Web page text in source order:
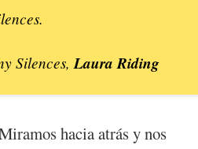
Silences,Laura Riding
hacia atrás y nos